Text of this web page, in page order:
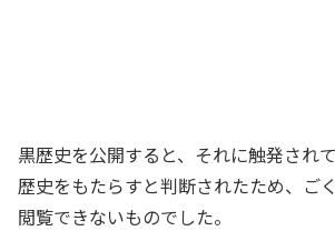
黒歴史を公開すると、それに触発され
歴史をもたらすと判断されたため、ご
閲覧できないものでした。